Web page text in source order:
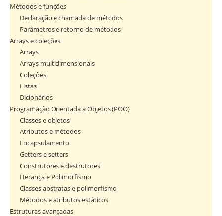
Métodos e funções
Declaração e chamada de métodos
Parâmetros e retorno de métodos
Arrays e coleções
Arrays
Arrays multidimensionais
Coleções
Listas
Dicionários
Programação Orientada a Objetos (POO)
Classes e objetos
Atributos e métodos
Encapsulamento
Getters e setters
Construtores e destrutores
Herança e Polimorfismo
Classes abstratas e polimorfismo
Métodos e atributos estáticos
Estruturas avançadas